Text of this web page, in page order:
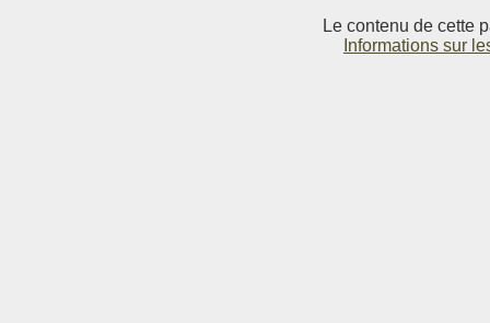
Le contenu de cette
Informations sur